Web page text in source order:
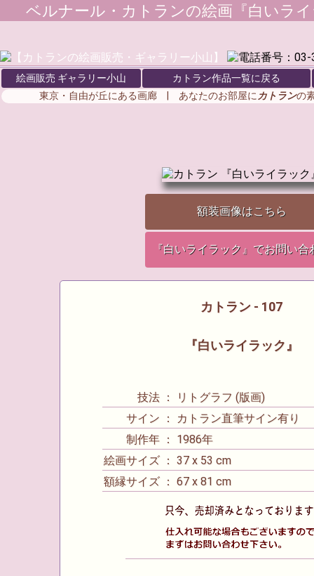
ベルナール・カトランの絵画『白いラ
絵画販売 ギャラリー小山
カトラン作品一覧に戻る
東京・自由が丘にある画廊 | あなたのお部屋に カトランの
額装画像はこちら
『白いライラック』でお問い合
カトラン - 107
『白いライラック』
技法 ： リトグラフ (版画)
サイン ： カトラン直筆サイン有り
制作年 ： 1986年
絵画サイズ ： 37 x 53 cm
額縁サイズ ： 67 x 81 cm